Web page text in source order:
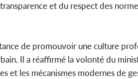
et du respect des
de promouvoir une culture
Il a réaffirmé la volonté du
et les mécanismes modernes de